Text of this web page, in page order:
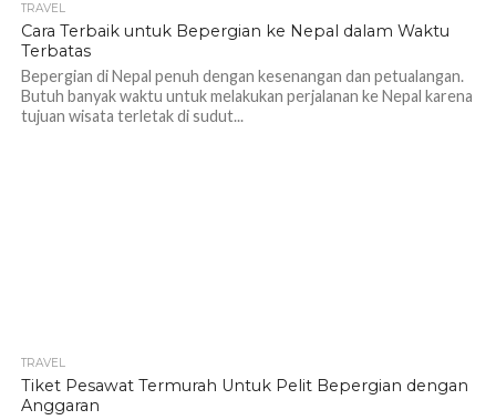
TRAVEL
Cara Terbaik untuk Bepergian ke Nepal dalam Waktu
Terbatas
Bepergian di Nepal penuh dengan kesenangan dan petualangan.
Butuh banyak waktu untuk melakukan perjalanan ke Nepal karena
tujuan wisata terletak di sudut...
TRAVEL
Tiket Pesawat Termurah Untuk Pelit Bepergian dengan
Anggaran